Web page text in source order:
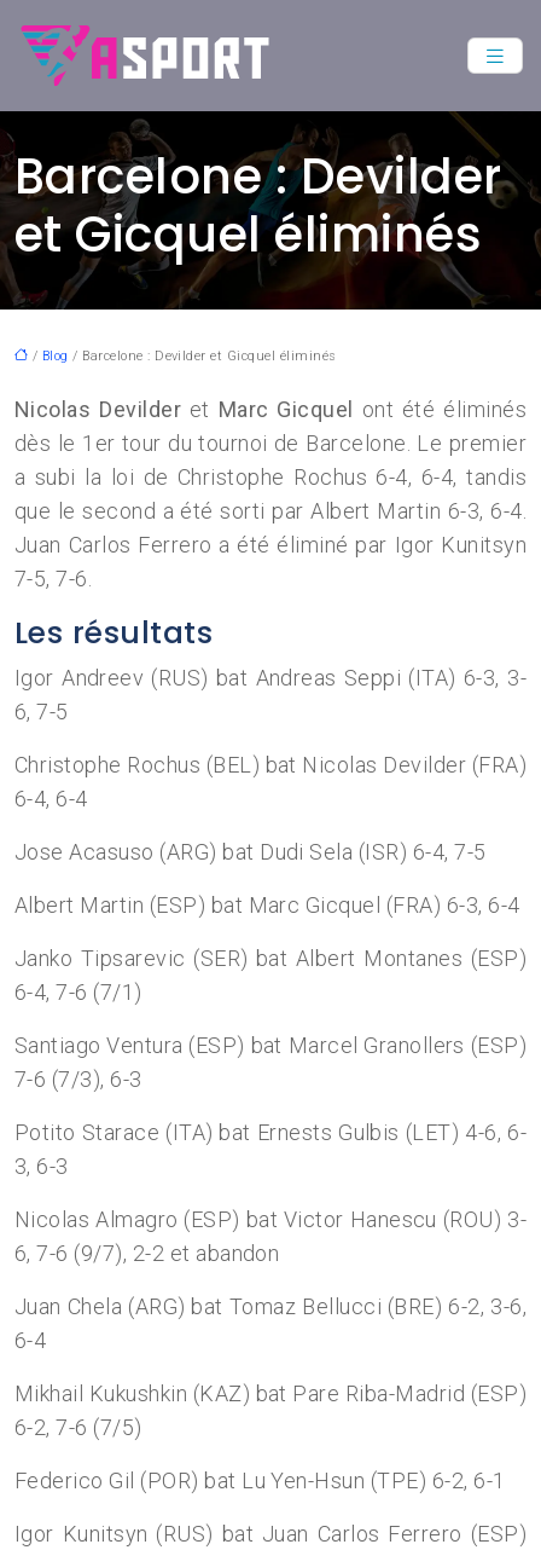
Barcelone : Devilder
et Gicquel éliminés
/ Blog / Barcelone : Devilder et Gicquel éliminés
Nicolas Devilder et Marc Gicquel
ont été éliminés
dès le 1er tour du tournoi de Barcelone. Le premier
a subi la loi de Christophe Rochus 6-4, 6-4, tandis
que le second a été sorti par Albert Martin 6-3, 6-4.
Juan Carlos Ferrero a été éliminé par Igor Kunitsyn
7-5, 7-6.
Les résultats
Igor Andreev (RUS) bat Andreas Seppi (ITA) 6-3, 3-
6, 7-5
Christophe Rochus (BEL) bat Nicolas Devilder (FRA)
6-4, 6-4
Jose Acasuso (ARG) bat Dudi Sela (ISR) 6-4, 7-5
Albert Martin (ESP) bat Marc Gicquel (FRA) 6-3, 6-4
Janko Tipsarevic (SER) bat Albert Montanes (ESP)
6-4, 7-6 (7/1)
Santiago Ventura (ESP) bat Marcel Granollers (ESP)
7-6 (7/3), 6-3
Potito Starace (ITA) bat Ernests Gulbis (LET) 4-6, 6-
3, 6-3
Nicolas Almagro (ESP) bat Victor Hanescu (ROU) 3-
6, 7-6 (9/7), 2-2 et abandon
Juan Chela (ARG) bat Tomaz Bellucci (BRE) 6-2, 3-6,
6-4
Mikhail Kukushkin (KAZ) bat Pare Riba-Madrid (ESP)
6-2, 7-6 (7/5)
Federico Gil (POR) bat Lu Yen-Hsun (TPE) 6-2, 6-1
Igor Kunitsyn (RUS) bat Juan Carlos Ferrero (ESP)